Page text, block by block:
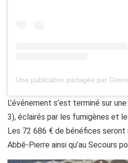
L’événement s’est terminé sur
3), éclairés par les fumigènes et
Les 72 686 € de bénéfices seront
Abbé-Pierre ainsi qu’au Secours